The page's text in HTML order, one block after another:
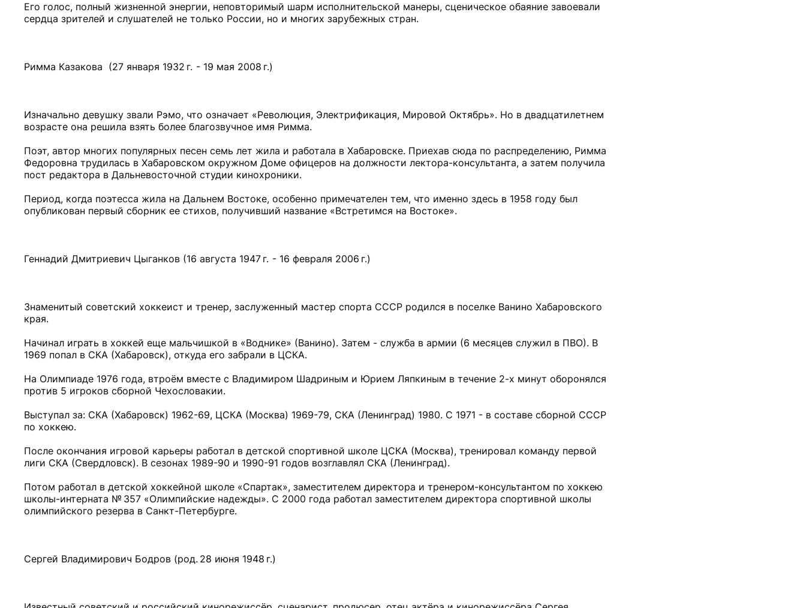
Его голос, полный жизненной энергии, неповторимый шарм исполнительской манеры, сценическое обаяние завоевали
сердца зрителей и слушателей не только России, но и многих зарубежных стран.
Римма Казакова (27 января 1932 г. - 19 мая 2008 г.)
Изначально девушку звали Рэмо, что означает «Революция, Электрификация, Мировой Октябрь». Но в двадцатилетнем
возрасте она решила взять более благозвучное имя Римма.
Поэт, автор многих популярных песен семь лет жила и работала в Хабаровске. Приехав сюда по распределению, Римма
Федоровна трудилась в Хабаровском окружном Доме офицеров на должности лектора-консультанта, а затем получила
пост редактора в Дальневосточной студии кинохроники.
Период, когда поэтесса жила на Дальнем Востоке, особенно примечателен тем, что именно здесь в 1958 году был
опубликован первый сборник ее стихов, получивший название «Встретимся на Востоке».
Геннадий Дмитриевич Цыганков (16 августа 1947 г. - 16 февраля 2006 г.)
Знаменитый советский хоккеист и тренер, заслуженный мастер спорта СССР родился в поселке Ванино Хабаровского
края.
Начинал играть в хоккей еще мальчишкой в «Воднике» (Ванино). Затем - служба в армии (6 месяцев служил в ПВО). В
1969 попал в СКА (Хабаровск), откуда его забрали в ЦСКА.
На Олимпиаде 1976 года, втроём вместе с Владимиром Шадриным и Юрием Ляпкиным в течение 2-х минут оборонялся
против 5 игроков сборной Чехословакии.
Выступал за: СКА (Хабаровск) 1962-69, ЦСКА (Москва) 1969-79, СКА (Ленинград) 1980. С 1971 - в составе сборной СССР
по хоккею.
После окончания игровой карьеры работал в детской спортивной школе ЦСКА (Москва), тренировал команду первой
лиги СКА (Свердловск). В сезонах 1989-90 и 1990-91 годов возглавлял СКА (Ленинград).
Потом работал в детской хоккейной школе «Спартак», заместителем директора и тренером-консультантом по хоккею
школы-интерната № 357 «Олимпийские надежды». С 2000 года работал заместителем директора спортивной школы
олимпийского резерва в Санкт-Петербурге.
Сергей Владимирович Бодров (род. 28 июня 1948 г.)